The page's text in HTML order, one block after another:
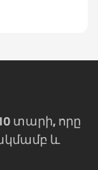
տարի, որը
և